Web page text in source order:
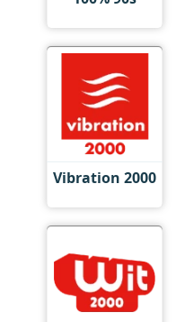
Vibration 2000